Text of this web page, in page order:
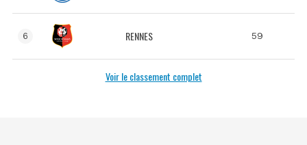
6 RENNES 59
Voir le classement complet